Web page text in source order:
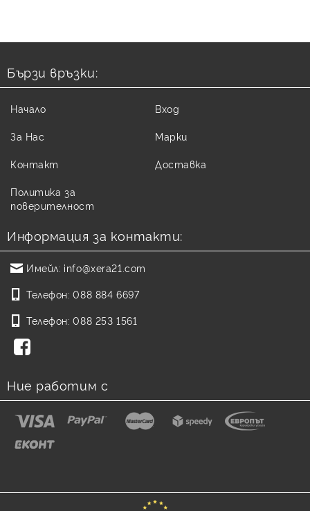
Бързи връзки:
Начало
За Нас
Контакт
Политика за
поверителност
Вход
Марки
Доставка
Информация за контакти:
Имейл: info@xera21.com
Телефон: 088 884 6697
Телефон: 088 253 1561
Ние работим с